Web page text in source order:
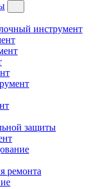
инструмент
защиты
ремонта